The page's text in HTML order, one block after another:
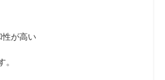
性が高い
。